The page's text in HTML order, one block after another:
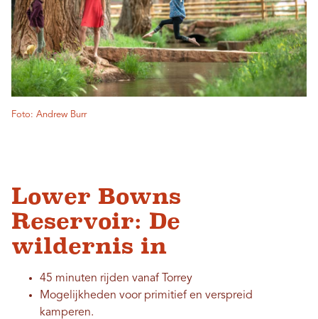
Foto: Andrew Burr
Lower Bowns
Reservoir: De
wildernis in
45 minuten rijden vanaf Torrey
Mogelijkheden voor primitief en verspreid
kamperen.